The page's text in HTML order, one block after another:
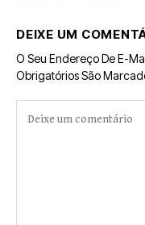
DEIXE UM
O Seu Endereço De E-
Obrigatórios São